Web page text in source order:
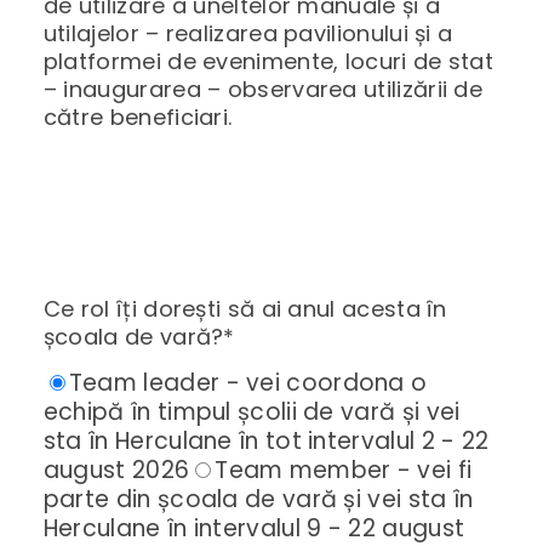
utilajelor – realizarea pavilionului și a
platformei de evenimente, locuri de stat
– inaugurarea – observarea utilizării de
către beneficiari.
Ce rol îți dorești să ai anul acesta în
școala de vară?*
Team leader - vei coordona o
echipă în timpul școlii de vară și vei
sta în Herculane în tot intervalul 2 - 22
august 2026
Team member - vei fi
parte din școala de vară și vei sta în
Herculane în intervalul 9 - 22 august